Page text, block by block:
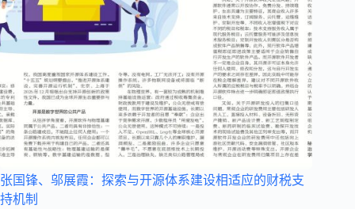
张国锋、邬展霞：探索与开源体系建设相适应的财税支
持机制